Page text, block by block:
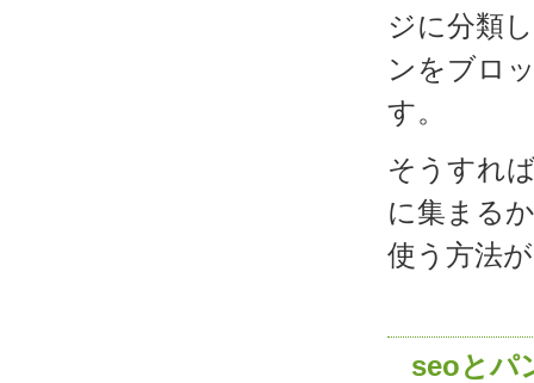
ジに分類
ンをブロ
す。
そうすれ
に集まる
使う方法
seoとパ